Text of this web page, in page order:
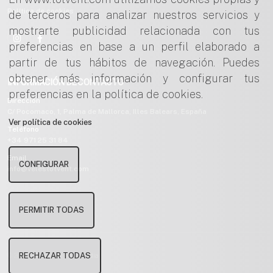
Política de cookies
INFORMACIÓN DE CONTACTO
Dirección
Teléfono
info@velestotvent.com
© 2024Powered by Nautimedia
de terceros para analizar nuestros servicios y
mostrarte publicidad relacionada con tus
preferencias en base a un perfil elaborado a
partir de tus hábitos de navegación. Puedes
obtener más información y configurar tus
preferencias en la política de cookies.
Ver política de cookies
CONFIGURAR
PERMITIR TODAS
RECHAZAR TODAS